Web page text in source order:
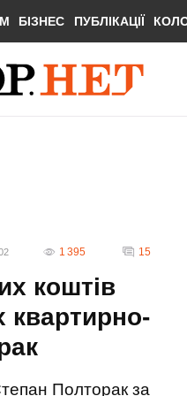
БІЗНЕС ПУБЛІКАЦІЇ
1 395 15
коштів
квартирно-
Полторак за